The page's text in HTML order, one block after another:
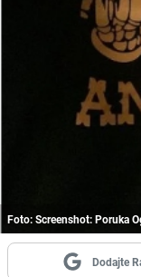
Foto: Screenshot: Poruka
Dodajte